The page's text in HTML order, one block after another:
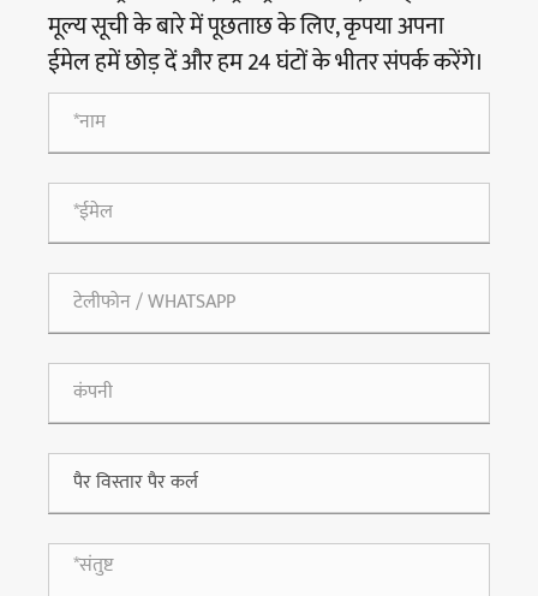
मूल्य सूची के बारे में पूछताछ के लिए, कृपया अपना
ईमेल हमें छोड़ दें और हम 24 घंटों के भीतर संपर्क करेंगे।